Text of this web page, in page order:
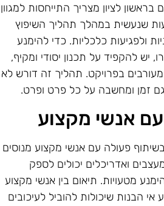
לציון מצריך התייחסות למגוון
שנעשית במהלך תהליך השיפוץ
ולפגיעות כלכליות. כדי להימנע
יש להקפיד על תכנון יסודי ומקיף,
בפרויקט. תהליך זה דורש לא
זמן ומחשבה על כל פרט ופרט.
אנשי מקצוע
פעולה עם אנשי מקצוע מנוסים
ואדריכלים יכולים לספק
מטעויות. תיאום בין אנשי מקצוע
הבנות שיכולות להוביל לעיכובים